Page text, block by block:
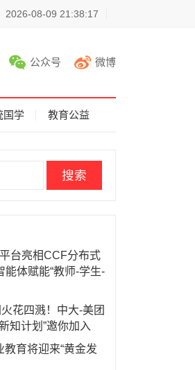
2026-08-09 21:38:17
公众号 微博
国学 教育公益
台亮相CCF分布式
能体赋能“教师-学生-
花四溅！中大-美团
知计划”邀你加入
教育将迎来“黄金发